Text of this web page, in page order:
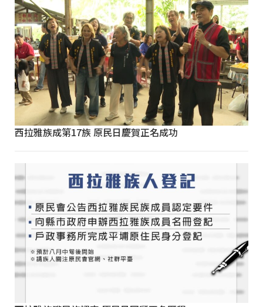
西拉雅族成第17族 原民日慶賀正名成功